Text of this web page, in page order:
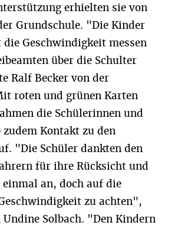
erhielten sie von
Grundschule. "Die Kinder
die Geschwindigkeit messen
über die Schulter
Ralf Becker von der
roten und grünen Karten
die Schülerinnen und
zudem Kontakt zu den
"Die Schüler dankten den
für ihre Rücksicht und
an, doch auf die
zu achten",
Solbach. "Den Kindern